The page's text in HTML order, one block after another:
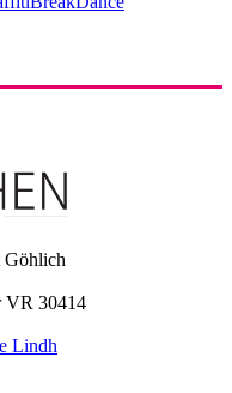
Göhlich
VR 30414
Lindh